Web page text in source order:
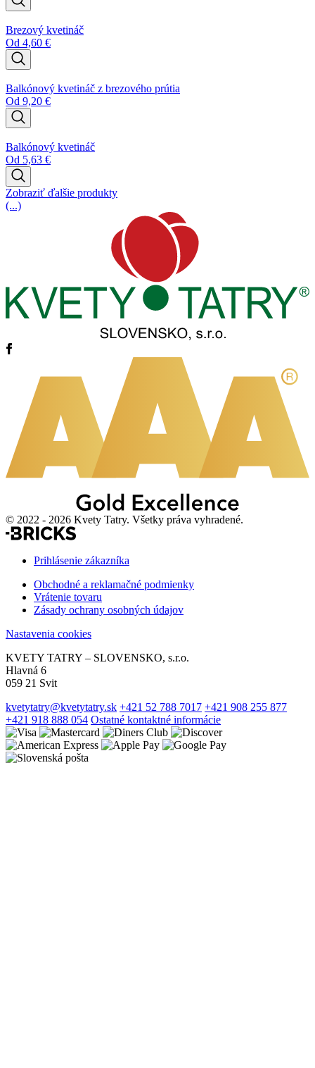
Brezový kvetináč
Od 4,60 €
Balkónový kvetináč z brezového prútia
Od 9,20 €
Balkónový kvetináč
Od 5,63 €
Zobraziť ďalšie produkty
(...)
© 2022 - 2026 Kvety Tatry. Všetky práva vyhradené.
Prihlásenie zákazníka
Obchodné a reklamačné podmienky
Vrátenie tovaru
Zásady ochrany osobných údajov
Nastavenia cookies
KVETY TATRY – SLOVENSKO, s.r.o.
Hlavná 6
059 21 Svit
kvetytatry@kvetytatry.sk +421 52 788 7017 +421 908 255 877
+421 918 888 054 Ostatné kontaktné informácie